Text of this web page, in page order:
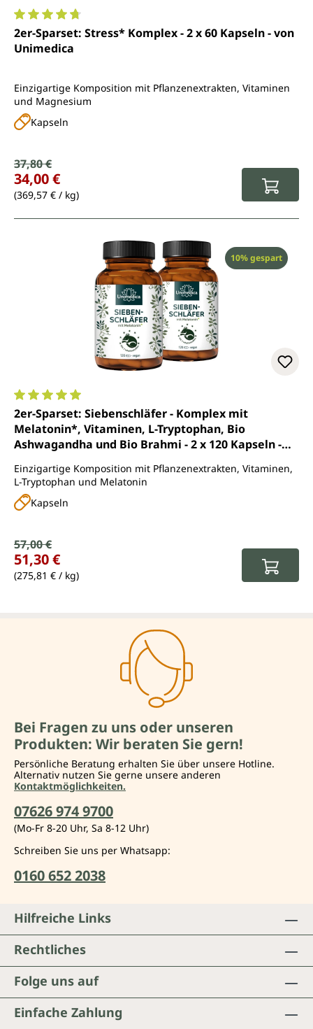
Durchschnittliche Bewertung von 4.8 von 5 Sternen
2er-Sparset: Stress* Komplex - 2 x 60 Kapseln - von
Unimedica
Einzigartige Komposition mit Pflanzenextrakten, Vitaminen
und Magnesium
Kapseln
Verkaufspreis:
Regulärer Preis:
37,80 €
34,00 €
(369,57 € / kg)
Rabatt
10% gespart
Durchschnittliche Bewertung von 5 von 5 Sternen
2er-Sparset: Siebenschläfer - Komplex mit
Melatonin*, Vitaminen, L-Tryptophan, Bio
Ashwagandha und Bio Brahmi - 2 x 120 Kapseln -
Einzigartige Komposition mit Pflanzenextrakten, Vitaminen,
L-Tryptophan und Melatonin
Kapseln
Verkaufspreis:
Regulärer Preis:
57,00 €
51,30 €
(275,81 € / kg)
Bei Fragen zu uns oder unseren
Produkten: Wir beraten Sie gern!
Persönliche Beratung erhalten Sie über unsere Hotline.
Alternativ nutzen Sie gerne unsere anderen
Kontaktmöglichkeiten.
07626 974 9700
(Mo-Fr 8-20 Uhr, Sa 8-12 Uhr)
Schreiben Sie uns per Whatsapp:
0160 652 2038
Folge uns auf
Einfache Zahlung
Hilfreiche Links
Rechtliches